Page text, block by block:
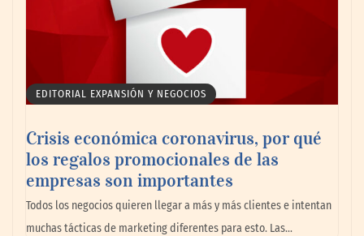
La omnicanalidad redefine la forma de
planear viajes en México
EDITORIAL EXPANSIÓN Y NEGOCIOS
Crisis económica coronavirus, por qué
los regalos promocionales de las
empresas son importantes
Todos los negocios quieren llegar a más y más clientes e intentan
muchas tácticas de marketing diferentes para esto. Las…